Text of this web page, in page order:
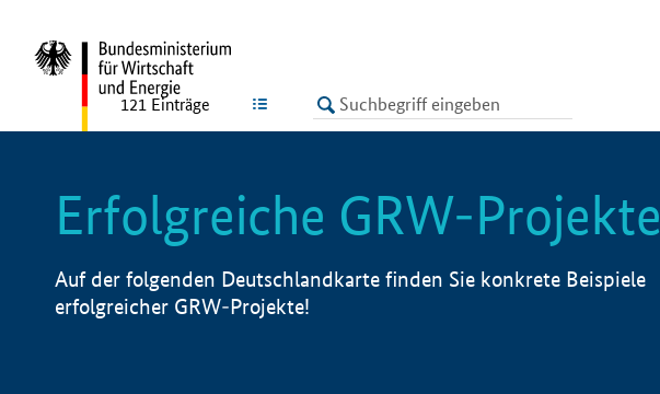
LISTE
121 Einträge
Erfolgreiche GRW-Projekte
Auf der folgenden Deutschlandkarte finden Sie konkrete Beispiele
erfolgreicher GRW-Projekte!